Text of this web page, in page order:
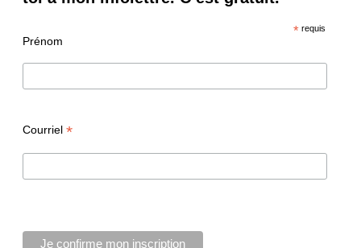
* requis
Prénom
Courriel *